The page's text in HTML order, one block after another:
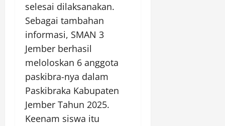
selesai dilaksanakan.
Sebagai tambahan
informasi, SMAN 3
Jember berhasil
meloloskan 6 anggota
paskibra-nya dalam
Paskibraka Kabupaten
Jember Tahun 2025.
Keenam siswa itu